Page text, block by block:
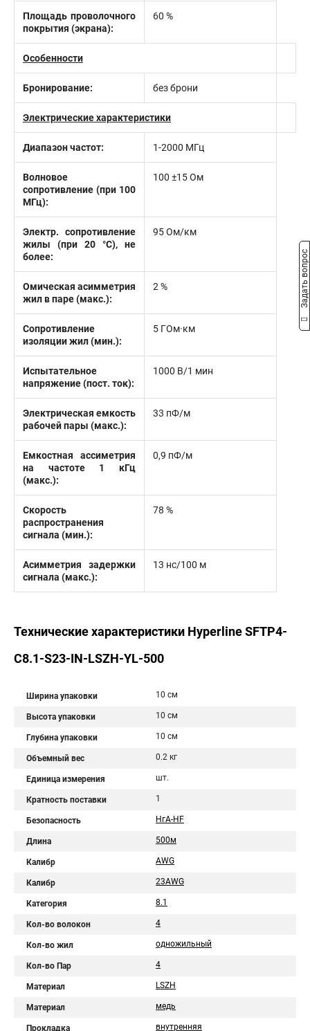
Площадь проволочного
покрытия (экрана):
60 %
Особенности
Бронирование: без брони
Электрические характеристики
Диапазон частот: 1-2000 МГц
Волновое
сопротивление (при 100
МГц):
100 ±15 Ом
Электр. сопротивление
жилы (при 20 °С), не
более:
95 Ом/км
Омическая асимметрия
жил в паре (макс.):
2 %
Сопротивление
изоляции жил (мин.):
5 ГОм·км
Испытательное
напряжение (пост. ток):
1000 В/1 мин
Электрическая емкость
рабочей пары (макс.):
33 пФ/м
Емкостная ассиметрия
на частоте 1 кГц
(макс.):
0,9 пФ/м
Скорость
распространения
сигнала (мин.):
78 %
Асимметрия задержки
сигнала (макс.):
13 нс/100 м
Технические характеристики Hyperline SFTP4-
C8.1-S23-IN-LSZH-YL-500
Ширина упаковки 10 см
Высота упаковки 10 см
Глубина упаковки 10 см
Объемный вес 0.2 кг
Единица измерения шт.
Кратность поставки 1
Безопасность НгА-HF
Длина 500м
Калибр AWG
Калибр 23AWG
Категория 8.1
Кол-во волокон 4
Кол-во жил одножильный
Кол-во Пар 4
Материал LSZH
Материал медь
Прокладка внутренняя
Задать вопрос